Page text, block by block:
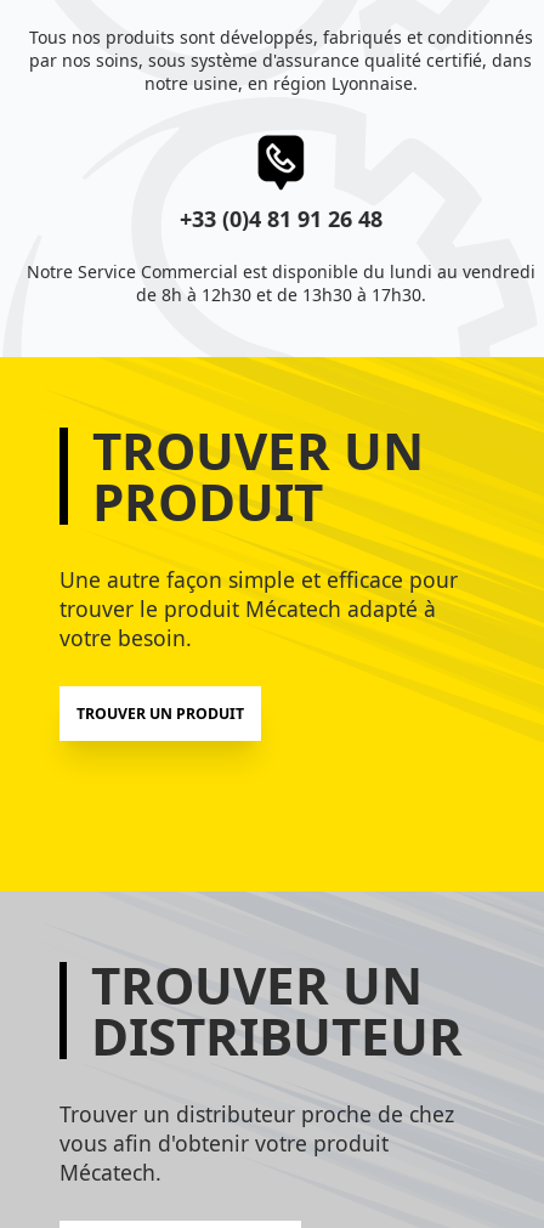
Tous nos produits sont développés, fabriqués et conditionnés
par nos soins, sous système d'assurance qualité certifié, dans
notre usine, en région Lyonnaise.
+33 (0)4 81 91 26 48
Notre Service Commercial est disponible du lundi au vendredi
de 8h à 12h30 et de 13h30 à 17h30.
TROUVER UN
PRODUIT
Une autre façon simple et efficace pour
trouver le produit Mécatech adapté à
votre besoin.
TROUVER UN PRODUIT
TROUVER UN
DISTRIBUTEUR
Trouver un distributeur proche de chez
vous afin d'obtenir votre produit
Mécatech.